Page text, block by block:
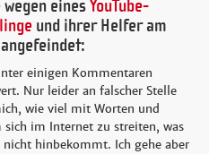
einesYouTube-
und ihrer Helfer am
einigen Kommentaren
Nur leider an falscher Stelle
wie viel mit Worten und
im Internet zu streiten, was
hinbekommt. Ich gehe aber